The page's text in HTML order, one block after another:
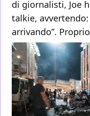
di giornalisti, Joe
talkie,
arrivando”.